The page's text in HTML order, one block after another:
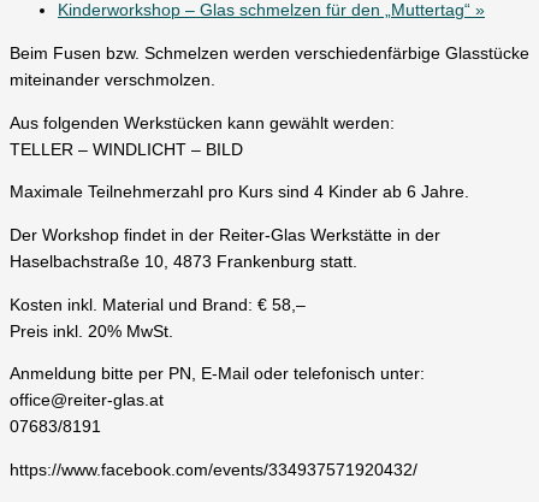
Kinderworkshop – Glas schmelzen für den „Muttertag“ »
Beim Fusen bzw. Schmelzen werden verschiedenfärbige Glasstücke
miteinander verschmolzen.
Aus folgenden Werkstücken kann gewählt werden:
TELLER – WINDLICHT – BILD
Maximale Teilnehmerzahl pro Kurs sind 4 Kinder ab 6 Jahre.
Der Workshop findet in der Reiter-Glas Werkstätte in der
Haselbachstraße 10, 4873 Frankenburg statt.
Kosten inkl. Material und Brand: € 58,–
Preis inkl. 20% MwSt.
Anmeldung bitte per PN, E-Mail oder telefonisch unter:
office@reiter-glas.at
07683/8191
https://www.facebook.com/events/334937571920432/